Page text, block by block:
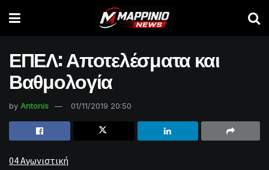
ΕΠΕΛ: Αποτελέσματα και
Βαθμολογία
by Antonis 01/11/2019 20:50
04 Αγωνιστική